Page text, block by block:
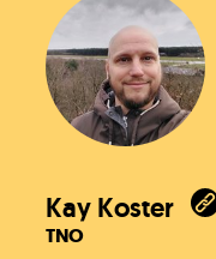
Kay Koster
TNO